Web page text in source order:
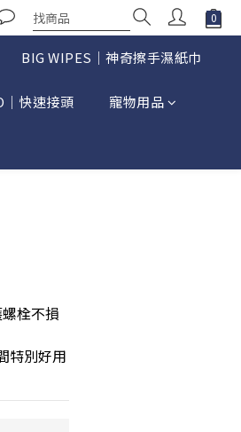
BIG WIPES｜神奇擦手濕紙巾
｜快速接頭 寵物用品
栓不損
特別好用